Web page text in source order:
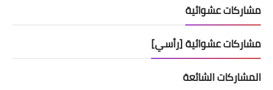
مشاركات عشوائية
مشاركات عشوائية [رأسي]
المشاركات الشائعة